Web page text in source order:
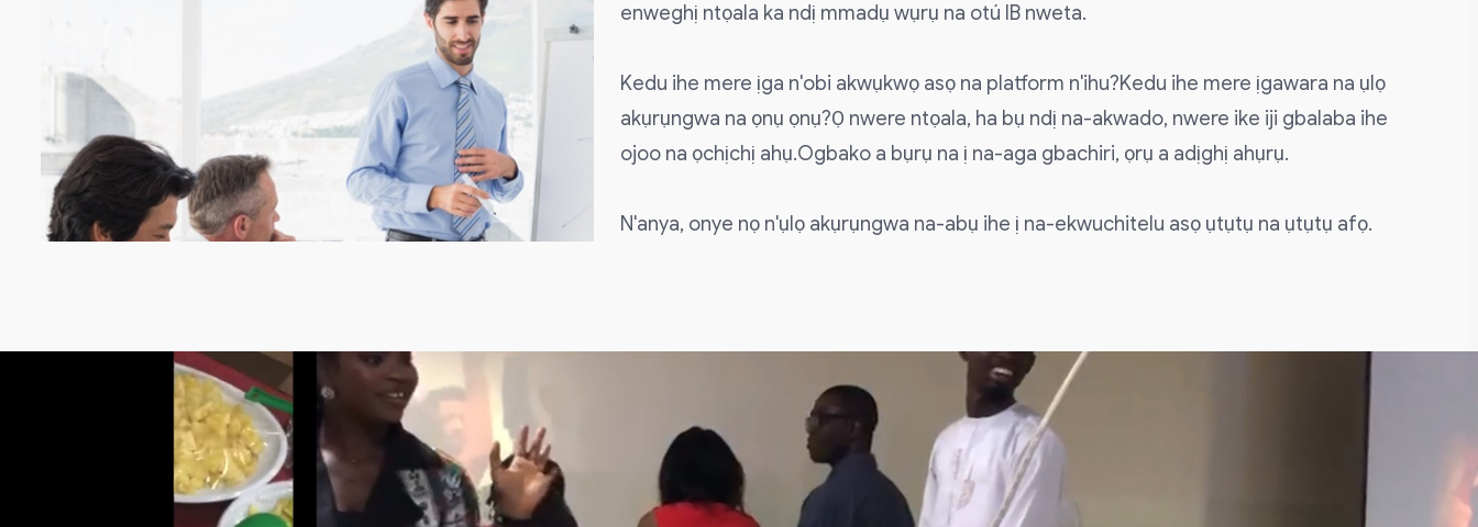
enweghị ntọala ka ndị mmadụ wụrụ na otú IB nweta.
Kedu ihe mere ịga n'obi akwụkwọ asọ na platform n'ihu?Kedu ihe mere ịgawara na ụlọ
akụrụngwa na ọnụ ọnụ?Ọ nwere ntọala, ha bụ ndị na-akwado, nwere ike iji gbalaba ihe
ojoo na ọchịchị ahụ.Ogbako a bụrụ na ị na-aga gbachiri, ọrụ a adịghị ahụrụ.
N'anya, onye nọ n'ụlọ akụrụngwa na-abụ ihe ị na-ekwuchitelu asọ ụtụtụ na ụtụtụ afọ.